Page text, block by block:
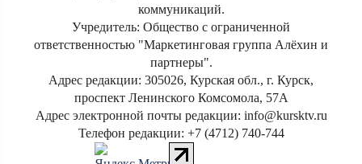
коммуникаций.
Учредитель: Общество с ограниченной
ответственностью "Маркетинговая группа Алёхин и
партнеры".
Адрес редакции: 305026, Курская обл., г. Курск,
проспект Ленинского Комсомола, 57А
Адрес электронной почты редакции: info@kursktv.ru
Телефон редакции: +7 (4712) 740-744